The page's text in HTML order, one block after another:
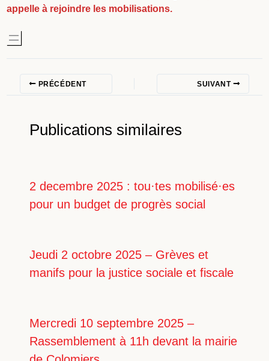
appelle à rejoindre les mobilisations.
PRÉCÉDENT SUIVANT
Publications similaires
2 decembre 2025 : tou·tes mobilisé·es
pour un budget de progrès social
Jeudi 2 octobre 2025 – Grèves et
manifs pour la justice sociale et fiscale
Mercredi 10 septembre 2025 –
Rassemblement à 11h devant la mairie